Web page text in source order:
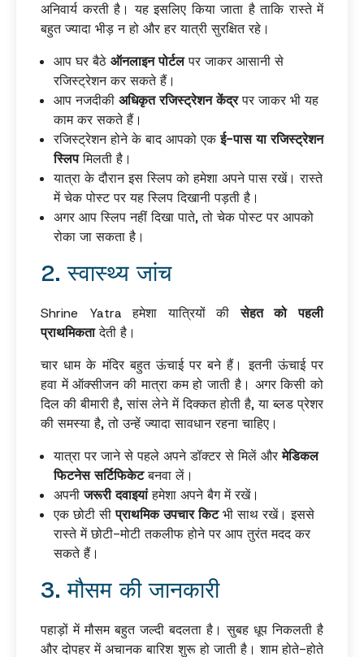
अनिवार्य करती है। यह इसलिए किया जाता है ताकि रास्ते में
बहुत ज्यादा भीड़ न हो और हर यात्री सुरक्षित रहे।
आप घर बैठे ऑनलाइन पोर्टलपर जाकर आसानी से
रजिस्ट्रेशन कर सकते हैं।
आप नजदीकी अधिकृत रजिस्ट्रेशन केंद्रपर जाकर भी यह
काम कर सकते हैं।
रजिस्ट्रेशन होने के बाद आपको एकई-पास या रजिस्ट्रेशन
स्लिपमिलती है।
यात्रा के दौरान इस स्लिप को हमेशा अपने पास रखें। रास्ते
में चेक पोस्ट पर यह स्लिप दिखानी पड़ती है।
अगर आप स्लिप नहीं दिखा पाते, तो चेक पोस्ट पर आपको
रोका जा सकता है।
2. स्वास्थ्य जांच
Shrine Yatra हमेशा यात्रियों कीसेहत को पहली
प्राथमिकतादेती है।
चार धाम के मंदिर बहुत ऊंचाई पर बने हैं। इतनी ऊंचाई पर
हवा में ऑक्सीजन की मात्रा कम हो जाती है। अगर किसी को
दिल की बीमारी है, सांस लेने में दिक्कत होती है, या ब्लड प्रेशर
की समस्या है, तो उन्हें ज्यादा सावधान रहना चाहिए।
यात्रा पर जाने से पहले अपने डॉक्टर से मिलें औरमेडिकल
फिटनेस सर्टिफिकेटबनवा लें।
अपनीजरूरी दवाइयांहमेशा अपने बैग में रखें।
एक छोटी सीप्राथमिक उपचार किटभी साथ रखें। इससे
रास्ते में छोटी-मोटी तकलीफ होने पर आप तुरंत मदद कर
सकते हैं।
3. मौसम की जानकारी
पहाड़ों में मौसम बहुत जल्दी बदलता है। सुबह धूप निकलती है
और दोपहर में अचानक बारिश शुरू हो जाती है। शाम होते-होते